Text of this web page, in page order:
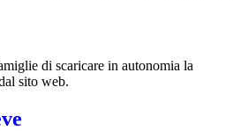
di scaricare in autonomia la
sito web.